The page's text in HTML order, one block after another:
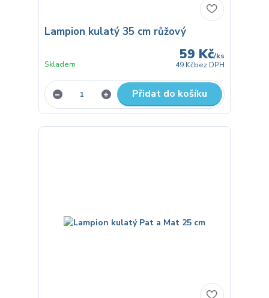
Lampion kulatý 35 cm růžový
59 Kč/ks
49 Kčbez DPH
Skladem
Přidat do košíku